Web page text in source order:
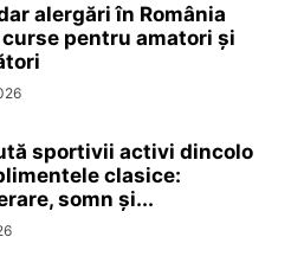
alergări în România
pentru amatori și
sportivii activi dincolo
clasice:
somn și...